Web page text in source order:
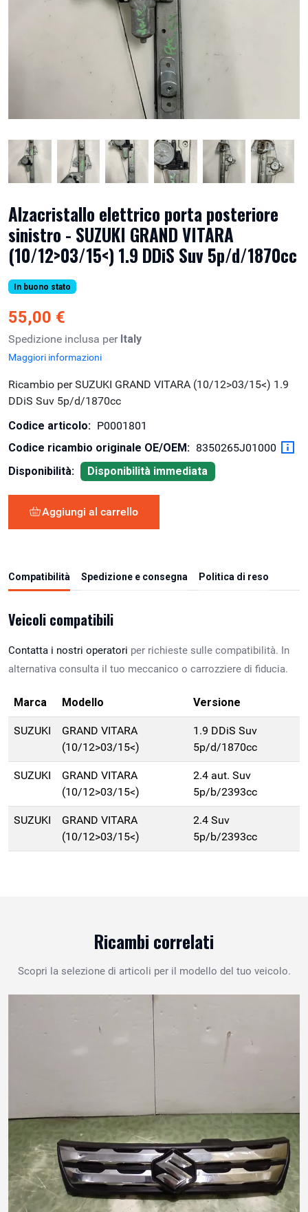
Alzacristallo elettrico porta posteriore
sinistro - SUZUKI GRAND VITARA
(10/12>03/15<) 1.9 DDiS Suv 5p/d/1870cc
In buono stato
55,00 €
Spedizione inclusa per Italy
Maggiori informazioni
Ricambio per SUZUKI GRAND VITARA (10/12>03/15<) 1.9
DDiS Suv 5p/d/1870cc
Codice articolo: P0001801
Codice ricambio originale OE/OEM: 8350265J01000
Disponibilità:
Disponibilità immediata
Aggiungi al carrello
Compatibilità Spedizione e consegna Politica di reso
Veicoli compatibili
Contatta i nostri operatori per richieste sulle compatibilità. In
alternativa consulta il tuo meccanico o carrozziere di fiducia.
Marca Modello Versione
SUZUKI
GRAND VITARA
(10/12>03/15<)
1.9 DDiS Suv
5p/d/1870cc
SUZUKI
GRAND VITARA
(10/12>03/15<)
2.4 aut. Suv
5p/b/2393cc
SUZUKI
GRAND VITARA
(10/12>03/15<)
2.4 Suv
5p/b/2393cc
Ricambi correlati
Scopri la selezione di articoli per il modello del tuo veicolo.